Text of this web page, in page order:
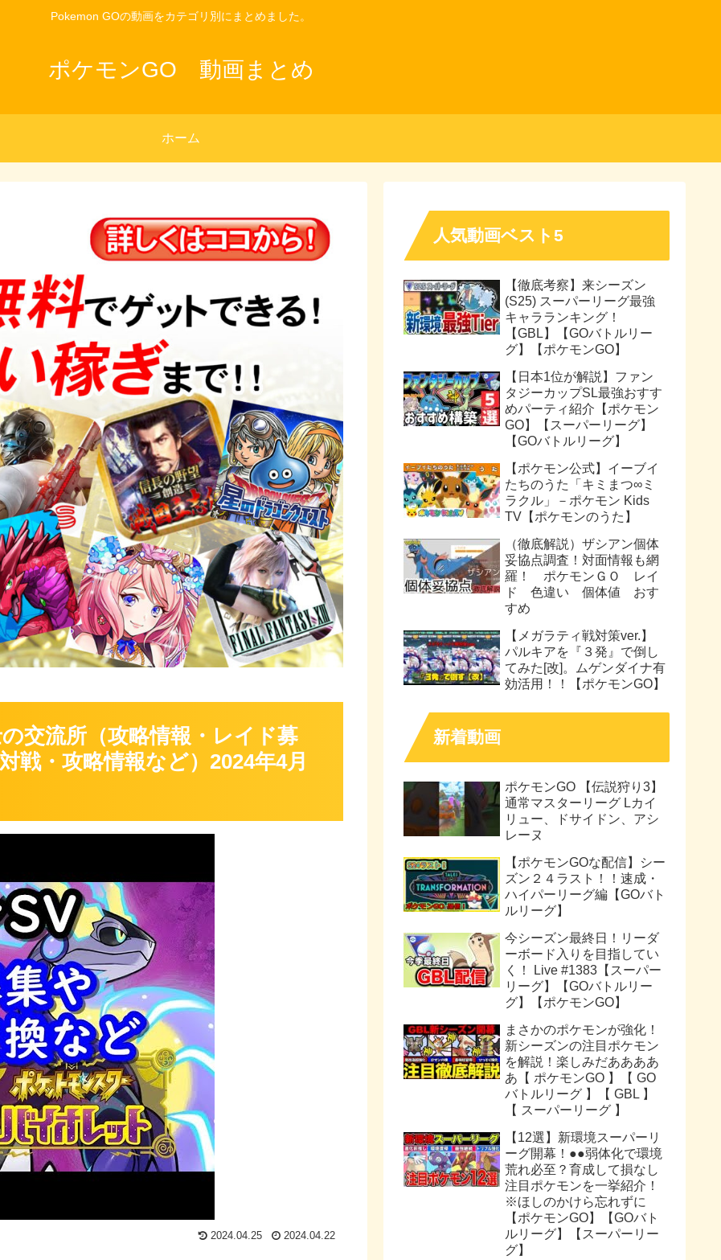
Pokemon GOの動画をカテゴリ別にまとめました。
ポケモンGO 動画まとめ
ホーム
交流所（攻略情報・レイド募
戦・攻略情報など）2024年4月
2024.04.25 2024.04.22
人気動画ベスト5
【徹底考察】来シーズン
(S25) スーパーリーグ最強
キャラランキング！
【GBL】【GOバトルリー
グ】【ポケモンGO】
【日本1位が解説】ファン
タジーカップSL最強おすす
めパーティ紹介【ポケモン
GO】【スーパーリーグ】
【GOバトルリーグ】
【ポケモン公式】イーブイ
たちのうた「キミまつ∞ミ
ラクル」－ポケモン Kids
TV【ポケモンのうた】
（徹底解説）ザシアン個体
妥協点調査！対面情報も網
羅！ ポケモンＧＯ レイ
ド 色違い 個体値 おす
すめ
【メガラティ戦対策ver.】
パルキアを『３発』で倒し
てみた[改]。ムゲンダイナ有
効活用！！【ポケモンGO】
新着動画
ポケモンGO 【伝説狩り3】
通常マスターリーグ Lカイ
リュー、ドサイドン、アシ
レーヌ
【ポケモンGOな配信】シー
ズン２４ラスト！！速成・
ハイパーリーグ編【GOバト
ルリーグ】
今シーズン最終日！リーダ
ーボード入りを目指してい
く！ Live #1383【スーパー
リーグ】【GOバトルリー
グ】【ポケモンGO】
まさかのポケモンが強化！
新シーズンの注目ポケモン
を解説！楽しみだああああ
あ【 ポケモンGO 】【 GO
バトルリーグ 】【 GBL 】
【 スーパーリーグ 】
【12選】新環境スーパーリ
ーグ開幕！●●弱体化で環境
荒れ必至？育成して損なし
注目ポケモンを一挙紹介！
※ほしのかけら忘れずに
【ポケモンGO】【GOバト
ルリーグ】【スーパーリー
グ】